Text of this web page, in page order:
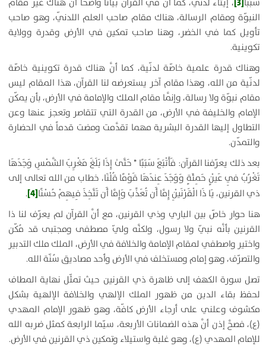
سَبَبًا
، إيتاء لدنّي، كما أنَّ في القرآن بياناً واضحاً أنَّ هناك غير مقام
النبوّة ومقام الرسالة، هناك مقام صاحب العلم اللدنّي، وهو صاحب
تأويل كما في الخضر، وهنا صاحب تمكين في الأرض وقدرة وولاية
تكوينية.
وهناك قدرة علمية خاصّة لدنّية، كما أنَّ هناك قدرة تكوينية خاصّة
لدنّية من الله، وهذا مقام آخر يستعرضه لنا القرآن، هذا المقام ليس
مقام نبوّة ولا رسالة، وإنَّما مقام الملك والإمامة في الأرض، بأن يمكّن
الإمام والخليفة في الأرض، من القدرة التي تتقاصر وتعجز عنها وعن
التطاول إليها القدرة البشرية مهما تقدَّمت ومضت قدماً في الحضارة
والتمدّن.
بعد ذلك يعرّفنا القرآن: فَأَتْبَعَ سَبَبًا *حَتَّىٰ إِذَا بَلَغَ مَغْرِبَ الشَّمْسِ وَجَدَهَا
تَغْرُبُ فِي عَيْنٍ حَمِئَةٍ وَوَجَدَ عِندَهَا قَوْمًا قُلْنَا، خطاب من الله تعالى إلى
ذي القرنين، يَا ذَا الْقَرْنَيْنِ إِمَّا أَن تُعَذِّبَ وَإِمَّا أَن تَتَّخِذَ فِيهِمْ حُسْنًا[4]
.
هنا حوار خاصّ بين الباري وذي القرنين، مع أنَّ القرآن لم يعرّف لنا ذا
القرنين بأنَّه نبيّ ولا رسول، ولكنَّه وليّ مصطفى ومجتبى قد مُكّن
واختير واصطفي لمقام الإمامة والخلافة في الأرض، الملك ملك التدبير
والتصرّف، وهو إمام ومستخلف في الأرض وأحد مصاديق سُنّة الله.
تصل سورة الكهف إلى ظاهرة ذي القرنين حيث تمثّل نهاية المطاف
لحفظ بقاء الدين من ظهور الملك الإلهي والخلافة الإلهية بشكل
مكشوف وعلني على أرجاء الأرض كافّة، وهو ظهور الإمام المهدي
(ع)، فصحَّ إذن أنَّ هذه الضمانات الأربعة، سيّما الرابعة كمثل ضربه الله
للإمام المهدي (ع)، وهو غلبة واستيلاء وتمكين ذي القرنين في الأرض.